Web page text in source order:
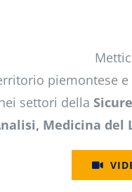
piemontese
settori della
Medicina del